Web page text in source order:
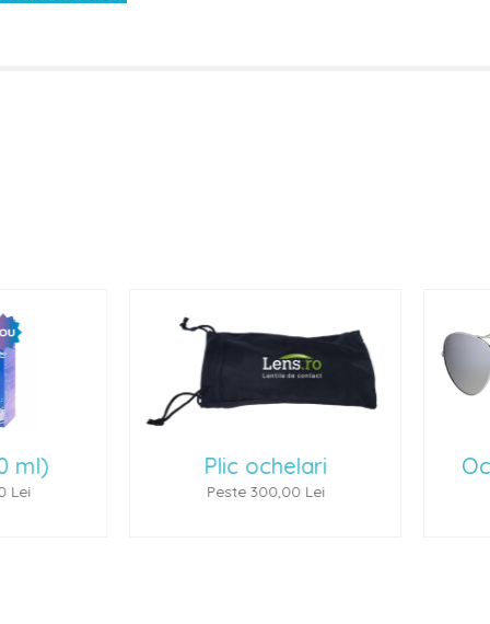
ochelari
300,00 Lei
Ochelari de soare 1
Peste 500,00 Lei